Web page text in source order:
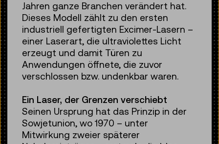
Jahren ganze Branchen verändert hat.
Dieses Modell zählt zu den ersten
industriell gefertigten Excimer-Lasern –
einer Laserart, die ultraviolettes Licht
erzeugt und damit Türen zu
Anwendungen öffnete, die zuvor
verschlossen bzw. undenkbar waren.
Ein Laser, der Grenzen verschiebt
Seinen Ursprung hat das Prinzip in der
Sowjetunion, wo 1970 – unter
Mitwirkung zweier späterer